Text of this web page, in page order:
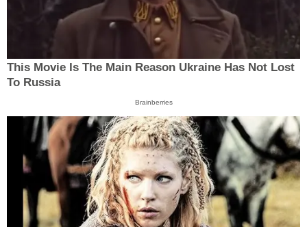
This Movie Is The Main Reason Ukraine Has Not Lost
To Russia
Brainberries